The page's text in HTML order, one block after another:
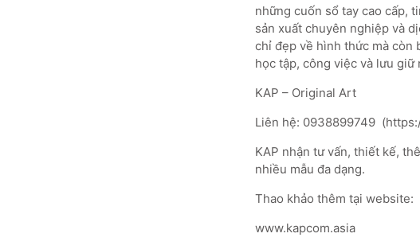
những cuốn sổ tay cao cấp,
sản xuất chuyên nghiệp và
chỉ đẹp về hình thức mà còn
học tập, công việc và lưu
KAP – Original Art
Liên hệ: 0938899749
KAP nhận tư vấn, thiết kế,
nhiều mẫu đa dạng.
Thao khảo thêm tại website:
www.kapcom.asia